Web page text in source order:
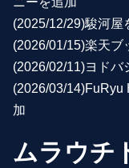
(2025/12/29)駿河屋
(2026/01/15)楽天ブ
(2026/02/11)ヨドバ
(2026/03/14)FuRyu
加
ムラウチ